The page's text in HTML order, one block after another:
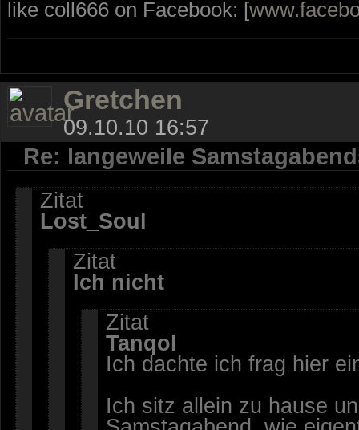
like coll666 on Facebook: [
Gretchen
09.10.10 16:57
Re: langeweile
Zitat
Lost_Soul
Zitat
Ich nicht
Zitat
Tanqol
Ich dachte ich frag hier
Ich sitz allein zu hause